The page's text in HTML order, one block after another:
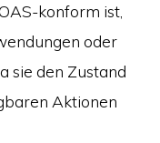
konform ist,
oder
sie den Zustand
Aktionen